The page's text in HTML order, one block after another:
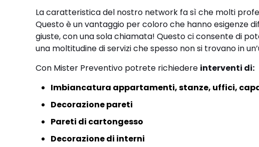
La caratteristica del nostro network fa sì che molti
Questo è un vantaggio per coloro che hanno esigenze
giuste, con una sola chiamata! Questo ci consente di
una moltitudine di servizi che spesso non si trovano in
Con Mister Preventivo potrete richiedere interventi di:
Imbiancatura appartamenti, stanze, uffici,
Decorazione pareti
Pareti di cartongesso
Decorazione di interni